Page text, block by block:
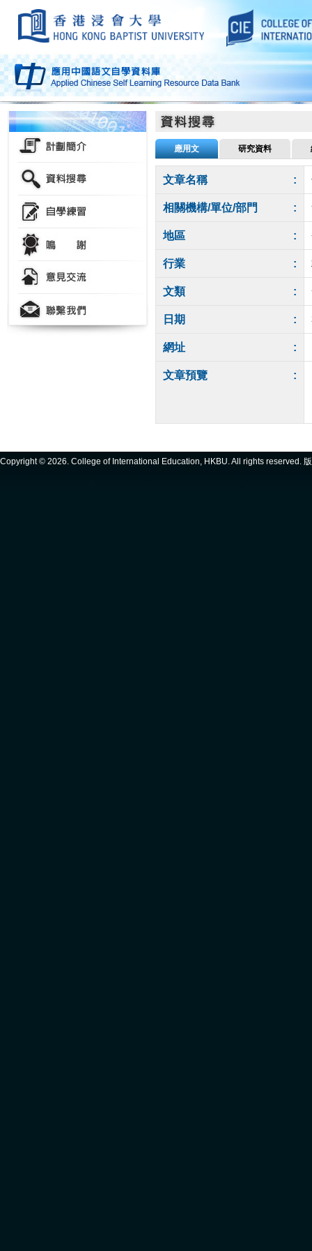
應用文 研究資料
文章名稱 :
相關機構/單位/部門 :
地區 :
行業 :
文類 :
日期 :
網址 :
文章預覽 :
Copyright © 2026. College of International Education, HKBU. All rights reserved.